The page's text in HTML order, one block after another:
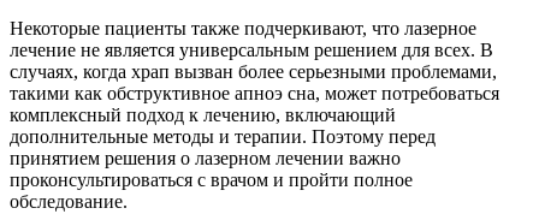
Некоторые пациенты также подчеркивают, что лазерное
лечение не является универсальным решением для всех. В
случаях, когда храп вызван более серьезными проблемами,
такими как обструктивное апноэ сна, может потребоваться
комплексный подход к лечению, включающий
дополнительные методы и терапии. Поэтому перед
принятием решения о лазерном лечении важно
проконсультироваться с врачом и пройти полное
обследование.